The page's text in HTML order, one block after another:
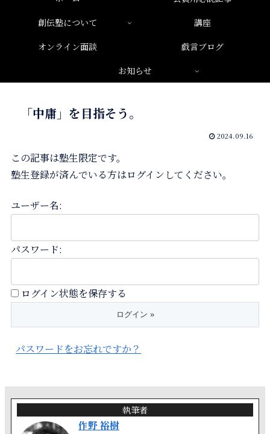
創伝塾について
講座
オンライン面談
戯言ブログ
お知らせ
「中庸」を目指そう。
2024.09.16
この記事は塾生限定です。
塾生登録が済んでいる方はログインしてください。
ユーザー名:
パスワード:
ログイン状態を保存する
パスワードをお忘れですか？
執筆者
作野 裕樹